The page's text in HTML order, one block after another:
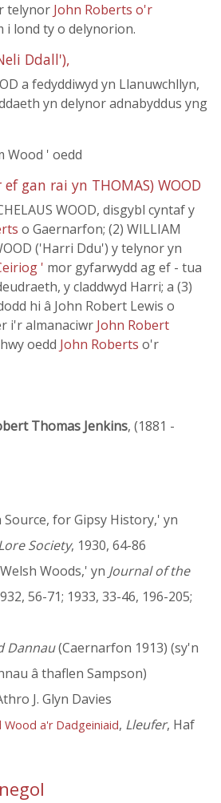
telynor John Roberts o'r
i lond ty o delynorion.
Ddall'),
a fedyddiwyd yn Llanuwchllyn,
yn delynor adnabyddus yng
Wood ' oedd
gan rai yn THOMAS) WOOD
WOOD, disgybl cyntaf y
o Gaernarfon; (2) WILLIAM
('Harri Ddu') y telynor yn
' mor gyfarwydd ag ef - tua
y claddwyd Harri; a (3)
hi â John Robert Lewis o
i'r almanaciwr John Robert
oedd John Roberts o'r
Thomas Jenkins, (1881 -
Source, for Gipsy History,' yn
Society, 1930, 64-86
Woods,' yn Journal of the
56-71; 1933, 33-46, 196-205;
Dannau(Caernarfon 1913) (sy'n
â thaflen Sampson)
J. Glyn Davies
Wood a'r Dadgeiniaid, Lleufer, Haf